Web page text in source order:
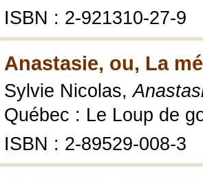
ISBN : 2-921310-27-9
Anastasie, ou, La
Sylvie Nicolas,
Québec : Le Loup de
ISBN : 2-89529-008-3